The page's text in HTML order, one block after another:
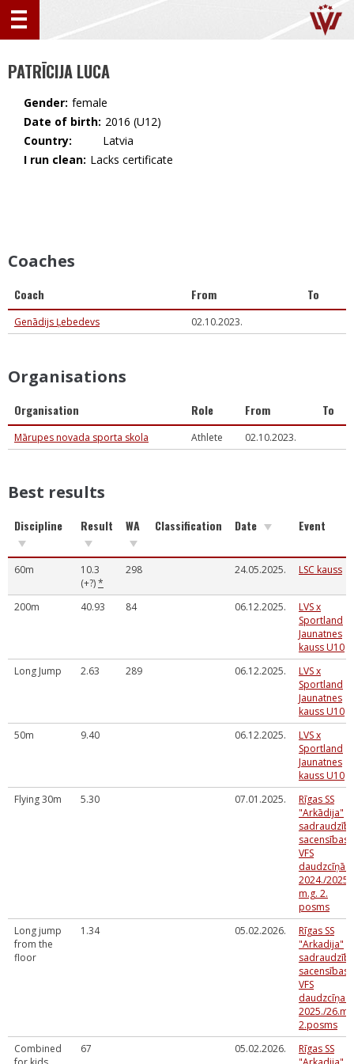
PATRĪCIJA LUCA
Gender: female
Date of birth: 2016 (U12)
Country:
🇱🇻 Latvia
I run clean: Lacks certificate
Coaches
Coach From To
Genādijs Ļebedevs 02.10.2023.
Organisations
Organisation Role From To
Mārupes novada sporta skola Athlete 02.10.2023.
Best results
Discipline Result WA Classification Date Event
60m
10.3
(+?)*
298 24.05.2025. LSC kauss
200m 40.93 84 06.12.2025.
LVS x
Sportland
Jaunatnes
kauss U10
Long Jump
2.63 289 06.12.2025.
LVS x
Sportland
Jaunatnes
kauss U10
50m
9.40 06.12.2025.
LVS x
Sportland
Jaunatnes
kauss U10
Flying 30m
5.30 07.01.2025.
Rīgas SS
"Arkādija"
sacensības
VFS
daudzcīņās
2024./2025.
m.g. 2.
posms
Long jump
from the
floor
1.34 05.02.2026.
Rīgas SS
"Arkadija"
sacensības
VFS
daudzcīņas
2025./
2.posms
Combined
67 05.02.2026.
Rīgas SS